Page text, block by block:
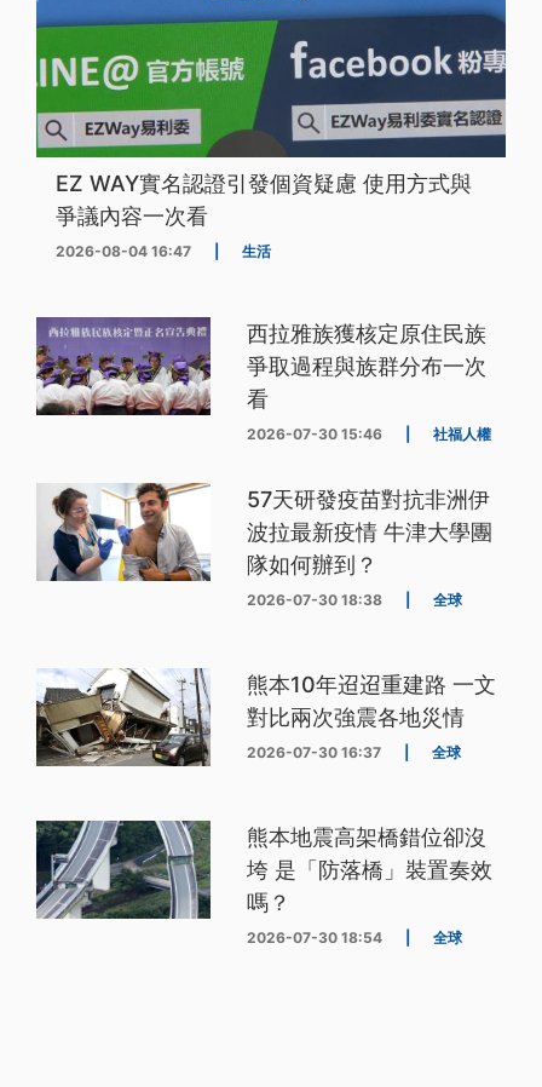
EZ WAY實名認證引發個資疑慮 使用方式與
爭議內容一次看
2026-08-04 16:47 生活
西拉雅族獲核定原住民族
爭取過程與族群分布一次
看
2026-07-30 15:46 社福人權
57天研發疫苗對抗非洲伊
波拉最新疫情 牛津大學團
隊如何辦到？
2026-07-30 18:38 全球
熊本10年迢迢重建路 一文
對比兩次強震各地災情
2026-07-30 16:37 全球
熊本地震高架橋錯位卻沒
垮 是「防落橋」裝置奏效
嗎？
2026-07-30 18:54 全球